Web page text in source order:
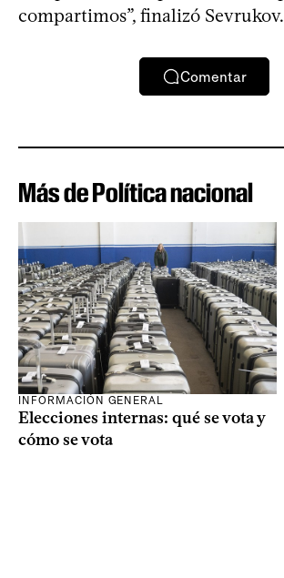
compartimos”, finalizó Sevrukov.
Comentar
Más de Política nacional
INFORMACIÓN GENERAL
Elecciones internas: qué se vota y
cómo se vota